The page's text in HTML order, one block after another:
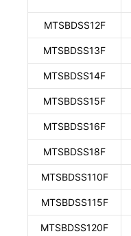
MTSBDSS12F
MTSBDSS13F
MTSBDSS14F
MTSBDSS15F
MTSBDSS16F
MTSBDSS18F
MTSBDSS110F
MTSBDSS115F
MTSBDSS120F